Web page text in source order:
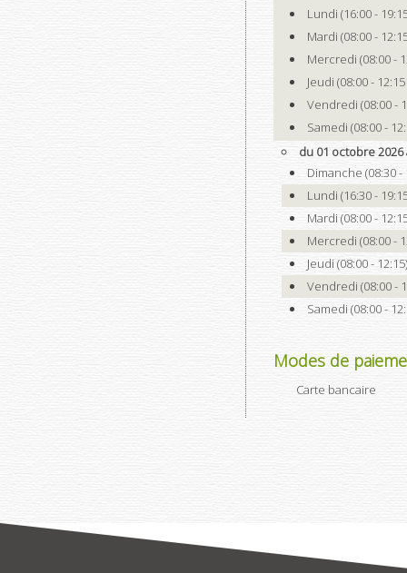
Lundi (16:00 -
Mardi (08:00 -
Mercredi (08:00 -
Jeudi (08:00 -
Vendredi (08:00 -
Samedi (08:00 -
du 01 octobre
Dimanche (08:30 -
Lundi (16:30 -
Mardi (08:00 -
Mercredi (08:00 -
Jeudi (08:00 - 12:15)
Vendredi (08:00 -
Samedi (08:00 -
Modes de
Carte bancaire